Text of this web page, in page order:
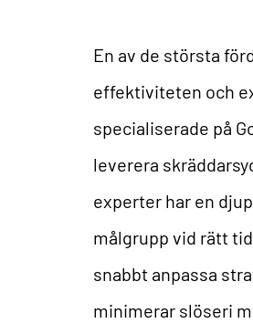
En av de största
effektiviteten och
specialiserade på
leverera
experter har en
målgrupp vid rätt
snabbt anpassa
minimerar slöseri